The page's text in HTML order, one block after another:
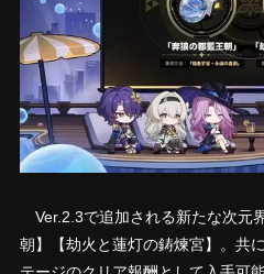
Ver.2.3で追加される新たな次元
朝】【劫火と蓮灯の鋳煉宮】。共